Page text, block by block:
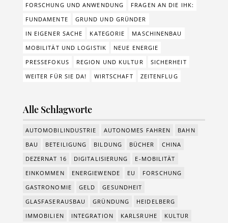
FORSCHUNG UND ANWENDUNG
FRAGEN AN DIE IHK:
FUNDAMENTE
GRUND UND GRÜNDER
IN EIGENER SACHE
KATEGORIE
MASCHINENBAU
MOBILITÄT UND LOGISTIK
NEUE ENERGIE
PRESSEFOKUS
REGION UND KULTUR
SICHERHEIT
WEITER FÜR SIE DA!
WIRTSCHAFT ZEITENFLUG
Alle Schlagworte
AUTOMOBILINDUSTRIE AUTONOMES FAHREN
BAHN
BAU
BETEILIGUNG BILDUNG BÜCHER
CHINA
DEZERNAT 16
DIGITALISIERUNG
E-MOBILITÄT
EINKOMMEN
ENERGIEWENDE EU
FORSCHUNG
GASTRONOMIE
GELD
GESUNDHEIT
GLASFASERAUSBAU
GRÜNDUNG
HEIDELBERG
IMMOBILIEN
INTEGRATION KARLSRUHE
KULTUR